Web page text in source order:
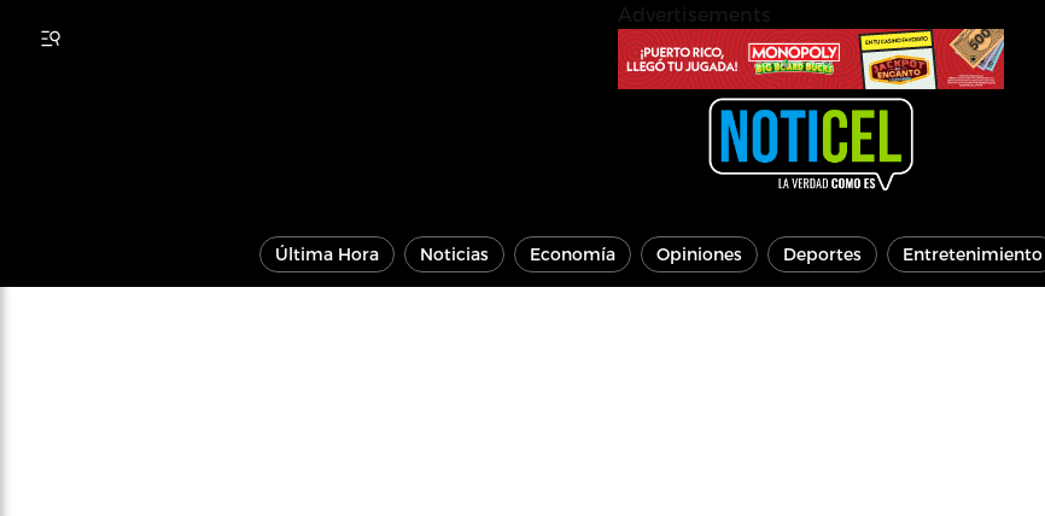
Última Hora Noticias Economía Opiniones Deportes Entretenimiento